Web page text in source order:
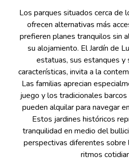
Los parques situados cerca de
ofrecen alternativas más
prefieren planes tranquilos sin
su alojamiento. El Jardín de
estatuas, sus estanques y
características, invita a la
Las familias aprecian
juego y los tradicionales
pueden alquilar para navegar
Estos jardines históricos
tranquilidad en medio del
perspectivas diferentes sobre
ritmos